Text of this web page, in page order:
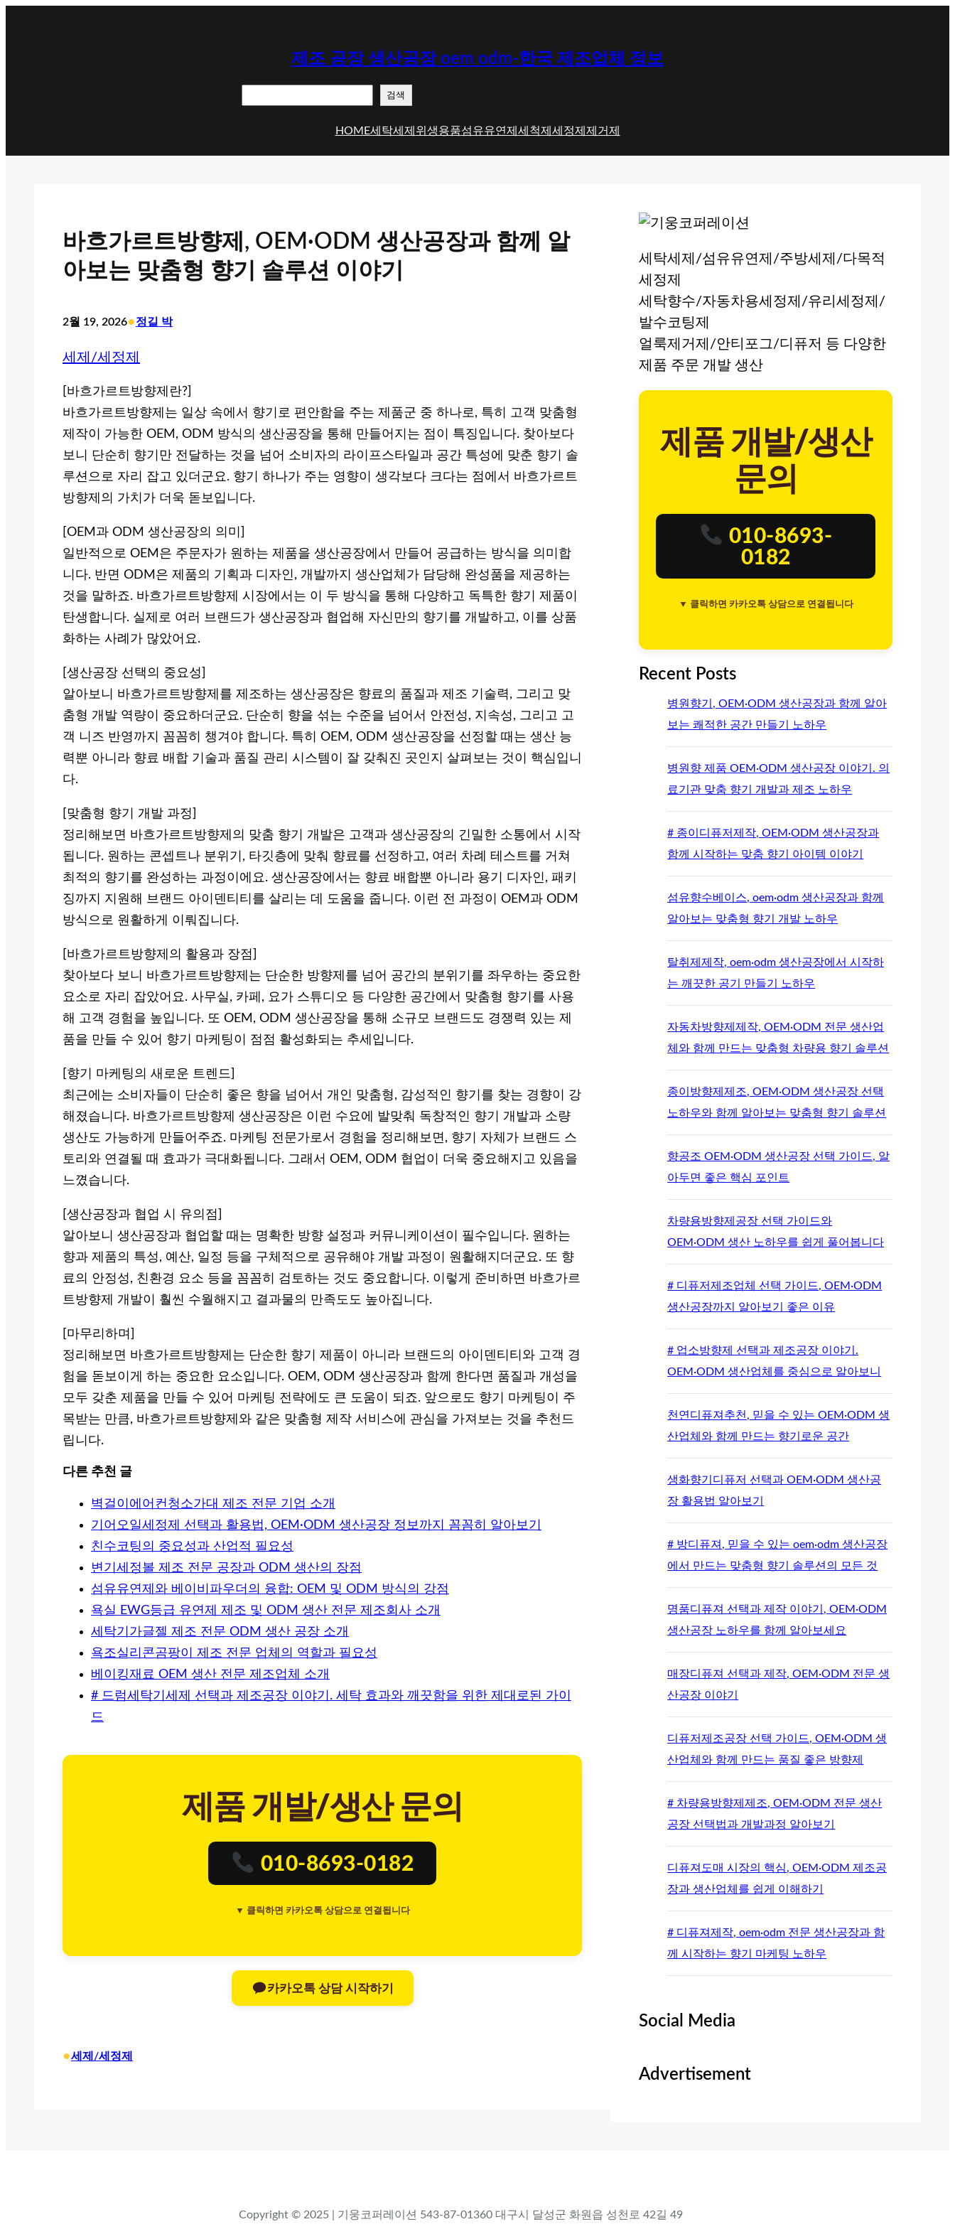
제조 공장 생산공장 oem odm-한국 제조업체 정보
검색
HOME세탁세제 위생용품섬유유연제 세척제 세정제 제거제
바흐가르트방향제, OEM·ODM 생산공장과 함께 알
아보는 맞춤형 향기 솔루션 이야기
2월 19, 2026•정길 박
세제/세정제
[바흐가르트방향제란?]
바흐가르트방향제는 일상 속에서 향기로 편안함을 주는 제품군 중 하나로, 특히 고객 맞춤형
제작이 가능한 OEM, ODM 방식의 생산공장을 통해 만들어지는 점이 특징입니다. 찾아보다
보니 단순히 향기만 전달하는 것을 넘어 소비자의 라이프스타일과 공간 특성에 맞춘 향기 솔
루션으로 자리 잡고 있더군요. 향기 하나가 주는 영향이 생각보다 크다는 점에서 바흐가르트
방향제의 가치가 더욱 돋보입니다.
[OEM과 ODM 생산공장의 의미]
일반적으로 OEM은 주문자가 원하는 제품을 생산공장에서 만들어 공급하는 방식을 의미합
니다. 반면 ODM은 제품의 기획과 디자인, 개발까지 생산업체가 담당해 완성품을 제공하는
것을 말하죠. 바흐가르트방향제 시장에서는 이 두 방식을 통해 다양하고 독특한 향기 제품이
탄생합니다. 실제로 여러 브랜드가 생산공장과 협업해 자신만의 향기를 개발하고, 이를 상품
화하는 사례가 많았어요.
[생산공장 선택의 중요성]
알아보니 바흐가르트방향제를 제조하는 생산공장은 향료의 품질과 제조 기술력, 그리고 맞
춤형 개발 역량이 중요하더군요. 단순히 향을 섞는 수준을 넘어서 안전성, 지속성, 그리고 고
객 니즈 반영까지 꼼꼼히 챙겨야 합니다. 특히 OEM, ODM 생산공장을 선정할 때는 생산 능
력뿐 아니라 향료 배합 기술과 품질 관리 시스템이 잘 갖춰진 곳인지 살펴보는 것이 핵심입니
다.
[맞춤형 향기 개발 과정]
정리해보면 바흐가르트방향제의 맞춤 향기 개발은 고객과 생산공장의 긴밀한 소통에서 시작
됩니다. 원하는 콘셉트나 분위기, 타깃층에 맞춰 향료를 선정하고, 여러 차례 테스트를 거쳐
최적의 향기를 완성하는 과정이에요. 생산공장에서는 향료 배합뿐 아니라 용기 디자인, 패키
징까지 지원해 브랜드 아이덴티티를 살리는 데 도움을 줍니다. 이런 전 과정이 OEM과 ODM
방식으로 원활하게 이뤄집니다.
[바흐가르트방향제의 활용과 장점]
찾아보다 보니 바흐가르트방향제는 단순한 방향제를 넘어 공간의 분위기를 좌우하는 중요한
요소로 자리 잡았어요. 사무실, 카페, 요가 스튜디오 등 다양한 공간에서 맞춤형 향기를 사용
해 고객 경험을 높입니다. 또 OEM, ODM 생산공장을 통해 소규모 브랜드도 경쟁력 있는 제
품을 만들 수 있어 향기 마케팅이 점점 활성화되는 추세입니다.
[향기 마케팅의 새로운 트렌드]
최근에는 소비자들이 단순히 좋은 향을 넘어서 개인 맞춤형, 감성적인 향기를 찾는 경향이 강
해졌습니다. 바흐가르트방향제 생산공장은 이런 수요에 발맞춰 독창적인 향기 개발과 소량
생산도 가능하게 만들어주죠. 마케팅 전문가로서 경험을 정리해보면, 향기 자체가 브랜드 스
토리와 연결될 때 효과가 극대화됩니다. 그래서 OEM, ODM 협업이 더욱 중요해지고 있음을
느꼈습니다.
[생산공장과 협업 시 유의점]
알아보니 생산공장과 협업할 때는 명확한 방향 설정과 커뮤니케이션이 필수입니다. 원하는
향과 제품의 특성, 예산, 일정 등을 구체적으로 공유해야 개발 과정이 원활해지더군요. 또 향
료의 안정성, 친환경 요소 등을 꼼꼼히 검토하는 것도 중요합니다. 이렇게 준비하면 바흐가르
트방향제 개발이 훨씬 수월해지고 결과물의 만족도도 높아집니다.
[마무리하며]
정리해보면 바흐가르트방향제는 단순한 향기 제품이 아니라 브랜드의 아이덴티티와 고객 경
험을 돋보이게 하는 중요한 요소입니다. OEM, ODM 생산공장과 함께 한다면 품질과 개성을
모두 갖춘 제품을 만들 수 있어 마케팅 전략에도 큰 도움이 되죠. 앞으로도 향기 마케팅이 주
목받는 만큼, 바흐가르트방향제와 같은 맞춤형 제작 서비스에 관심을 가져보는 것을 추천드
립니다.
다른 추천 글
벽걸이에어컨청소가대 제조 전문 기업 소개
기어오일세정제 선택과 활용법, OEM·ODM 생산공장 정보까지 꼼꼼히 알아보기
친수코팅의 중요성과 산업적 필요성
변기세정볼 제조 전문 공장과 ODM 생산의 장점
섬유유연제와 베이비파우더의 융합: OEM 및 ODM 방식의 강점
욕실 EWG등급 유연제 제조 및 ODM 생산 전문 제조회사 소개
세탁기가글젤 제조 전문 ODM 생산 공장 소개
욕조실리콘곰팡이 제조 전문 업체의 역할과 필요성
베이킹재료 OEM 생산 전문 제조업체 소개
# 드럼세탁기세제 선택과 제조공장 이야기. 세탁 효과와 깨끗함을 위한 제대로된 가이
드
제품 개발/생산 문의
010-8693-0182
▼ 클릭하면 카카오톡 상담으로 연결됩니다
카카오톡 상담 시작하기
•세제/세정제
세탁세제/섬유유연제/주방세제/다목적
세정제
세탁향수/자동차용세정제/유리세정제/
발수코팅제
얼룩제거제/안티포그/디퓨저 등 다양한
제품 주문 개발 생산
제품 개발/생산
문의
010-8693-
0182
▼ 클릭하면 카카오톡 상담으로 연결됩니다
Recent Posts
병원향기, OEM·ODM 생산공장과 함께 알아
보는 쾌적한 공간 만들기 노하우
병원향 제품 OEM·ODM 생산공장 이야기. 의
료기관 맞춤 향기 개발과 제조 노하우
# 종이디퓨저제작, OEM·ODM 생산공장과
함께 시작하는 맞춤 향기 아이템 이야기
섬유향수베이스, oem·odm 생산공장과 함께
알아보는 맞춤형 향기 개발 노하우
탈취제제작, oem·odm 생산공장에서 시작하
는 깨끗한 공기 만들기 노하우
자동차방향제제작, OEM·ODM 전문 생산업
체와 함께 만드는 맞춤형 차량용 향기 솔루션
종이방향제제조, OEM·ODM 생산공장 선택
노하우와 함께 알아보는 맞춤형 향기 솔루션
향공조 OEM·ODM 생산공장 선택 가이드, 알
아두면 좋은 핵심 포인트
차량용방향제공장 선택 가이드와
OEM·ODM 생산 노하우를 쉽게 풀어봅니다
# 디퓨저제조업체 선택 가이드, OEM·ODM
생산공장까지 알아보기 좋은 이유
# 업소방향제 선택과 제조공장 이야기.
OEM·ODM 생산업체를 중심으로 알아보니
천연디퓨져추천, 믿을 수 있는 OEM·ODM 생
산업체와 함께 만드는 향기로운 공간
생화향기디퓨저 선택과 OEM·ODM 생산공
장 활용법 알아보기
# 방디퓨져, 믿을 수 있는 oem·odm 생산공장
에서 만드는 맞춤형 향기 솔루션의 모든 것
명품디퓨져 선택과 제작 이야기, OEM·ODM
생산공장 노하우를 함께 알아보세요
매장디퓨져 선택과 제작, OEM·ODM 전문 생
산공장 이야기
디퓨저제조공장 선택 가이드, OEM·ODM 생
산업체와 함께 만드는 품질 좋은 방향제
# 차량용방향제제조, OEM·ODM 전문 생산
공장 선택법과 개발과정 알아보기
디퓨져도매 시장의 핵심, OEM·ODM 제조공
장과 생산업체를 쉽게 이해하기
# 디퓨져제작, oem·odm 전문 생산공장과 함
께 시작하는 향기 마케팅 노하우
Social Media
Advertisement
Copyright © 2025 | 기웅코퍼레이션 543-87-01360 대구시 달성군 화원읍 성천로 42길 49